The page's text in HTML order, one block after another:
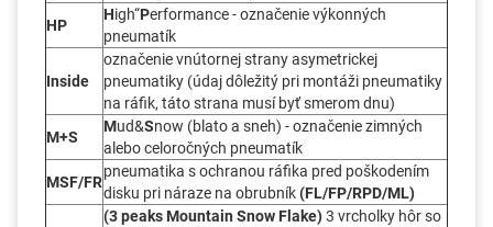
HP
High“Performance - označenie výkonných
pneumatík
Inside
označenie vnútornej strany asymetrickej
pneumatiky (údaj dôležitý pri montáži pneumatiky
na ráfik, táto strana musí byť smerom dnu)
M+S
Mud&Snow (blato a sneh) - označenie zimných
alebo celoročných pneumatík
MSF/FR
pneumatika s ochranou ráfika pred poškodením
disku pri náraze na obrubník(FL/FP/RPD/ML)
(3 peaks Mountain Snow Flake)3 vrcholky hôr so